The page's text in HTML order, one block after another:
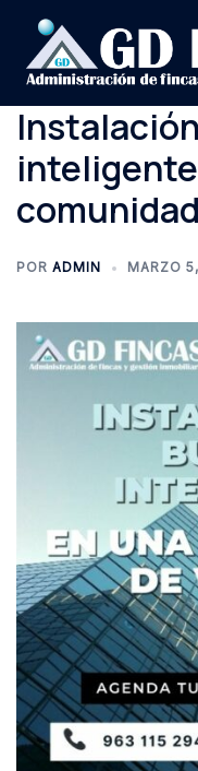
Saltar
contenido
POR ADMIN MARZO